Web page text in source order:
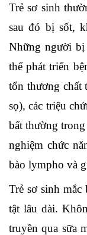
Trẻ sơ sinh
sau đó bị sốt,
Những người
thể phát triển
tổn thương chất
sọ), các triệu
bất thường
nghiệm chức
bào lympho và
Trẻ sơ sinh
tật lâu dài.
truyền qua sữa